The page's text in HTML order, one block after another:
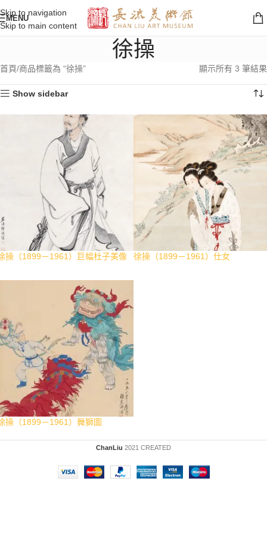
Skip to navigation
Skip to main content
MENU
徐操
首頁 商品標籤為 “徐操” 顯示所有 3 筆結果
Show sidebar
操（1899－1961）巨幅杜子美像 徐操（1899－1961）仕女
操（1899－1961）舞獅圖
ChanLiu 2021 CREATED